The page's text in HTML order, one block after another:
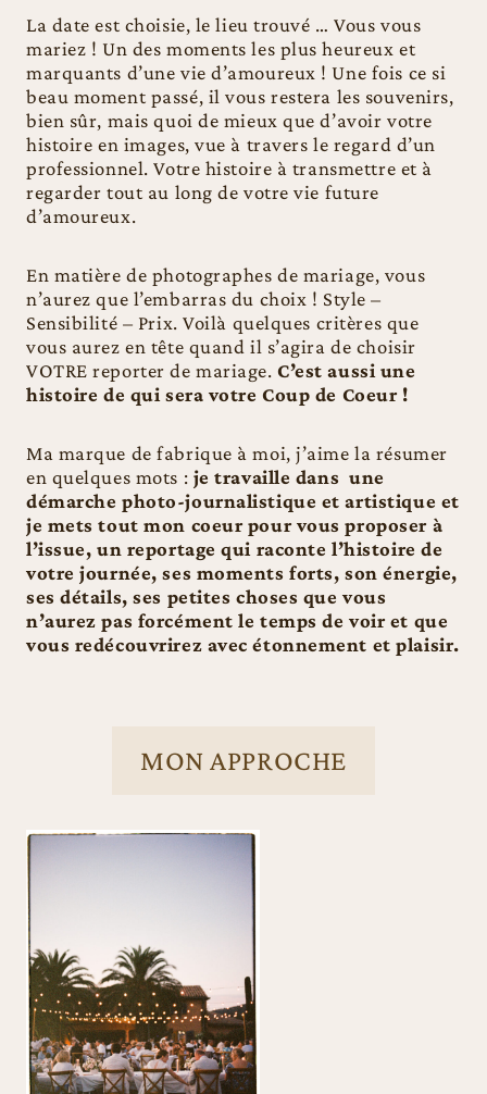
La date est choisie, le lieu trouvé … Vous vous
mariez ! Un des moments les plus heureux et
marquants d’une vie d’amoureux ! Une fois ce si
beau moment passé, il vous restera les souvenirs,
bien sûr, mais quoi de mieux que d’avoir votre
histoire en images, vue à travers le regard d’un
professionnel. Votre histoire à transmettre et à
regarder tout au long de votre vie future
d’amoureux.
En matière de photographes de mariage, vous
n’aurez que l’embarras du choix ! Style –
Sensibilité – Prix. Voilà quelques critères que
vous aurez en tête quand il s’agira de choisir
VOTRE reporter de mariage.C’est aussi une
histoire de qui sera votre Coup de Coeur !
Ma marque de fabrique à moi, j’aime la résumer
en quelques mots : je travaille dans une
démarche photo-journalistique et artistique et
je mets tout mon coeur pour vous proposer à
l’issue, un reportage qui raconte l’histoire de
votre journée, ses moments forts, son énergie,
ses détails, ses petites choses que vous
n’aurez pas forcément le temps de voir et que
vous redécouvrirez avec étonnement et plaisir.
MON APPROCHE